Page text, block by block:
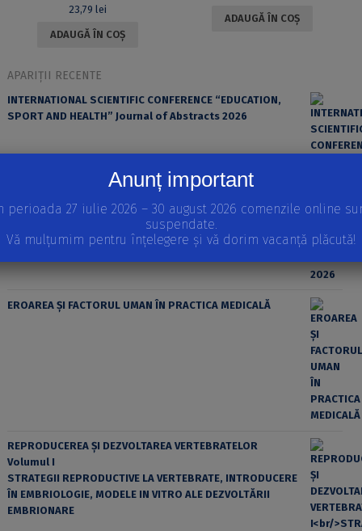
23,79 lei
ADAUGĂ ÎN COȘ
ADAUGĂ ÎN COȘ
APARIȚII RECENTE
INTERNATIONAL SCIENTIFIC CONFERENCE “EDUCATION,
SPORT AND HEALTH” Journal of Abstracts 2026
EROAREA ȘI FACTORUL UMAN ÎN PRACTICA MEDICALĂ
REPRODUCEREA ȘI DEZVOLTAREA VERTEBRATELOR
Volumul I
STRATEGII REPRODUCTIVE LA VERTEBRATE, INTRODUCERE
ÎN EMBRIOLOGIE, MODELE IN VITRO ALE DEZVOLTĂRII
EMBRIONARE
Anunț important
perioada 27 iulie 2026 – 30 august 2026 comenzile online
suspendate.
Vă mulțumim pentru înțelegere și vă dorim vacanță plăcută!